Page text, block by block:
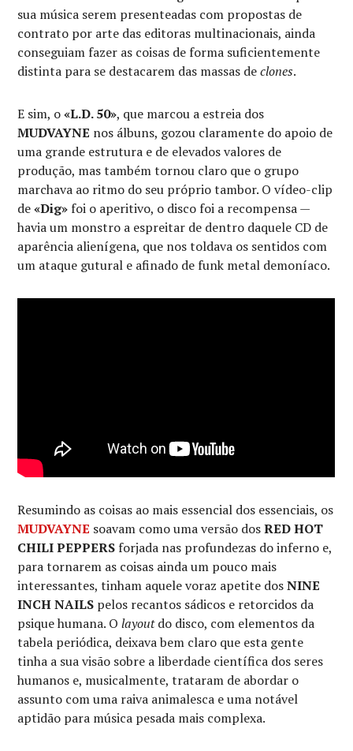
sua música serem presenteadas com propostas de
contrato por arte das editoras multinacionais, ainda
conseguiam fazer as coisas de forma suficientemente
distinta para se destacarem das massas declones.
E sim, o«L.D. 50», que marcou a estreia dos
MUDVAYNE nos álbuns, gozou claramente do apoio de
uma grande estrutura e de elevados valores de
produção, mas também tornou claro que o grupo
marchava ao ritmo do seu próprio tambor. O vídeo-clip
de«Dig» foi o aperitivo, o disco foi a recompensa —
havia um monstro a espreitar de dentro daquele CD de
aparência alienígena, que nos toldava os sentidos com
um ataque gutural e afinado de funk metal demoníaco.
Resumindo as coisas ao mais essencial dos essenciais, os
MUDVAYNE soavam como uma versão dosRED HOT
CHILI PEPPERS forjada nas profundezas do inferno e,
para tornarem as coisas ainda um pouco mais
interessantes, tinham aquele voraz apetite dosNINE
INCH NAILS pelos recantos sádicos e retorcidos da
psique humana. Olayoutdo disco, com elementos da
tabela periódica, deixava bem claro que esta gente
tinha a sua visão sobre a liberdade científica dos seres
humanos e, musicalmente, trataram de abordar o
assunto com uma raiva animalesca e uma notável
aptidão para música pesada mais complexa.